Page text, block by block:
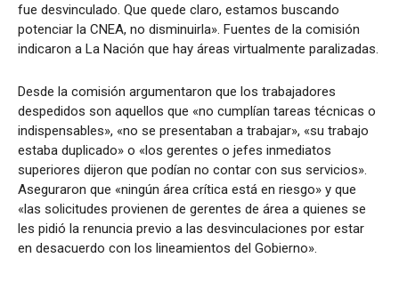
fue desvinculado. Que quede claro, estamos buscando
potenciar la CNEA, no disminuirla». Fuentes de la comisión
indicaron a La Nación que hay áreas virtualmente paralizadas.
Desde la comisión argumentaron que los trabajadores
despedidos son aquellos que «no cumplían tareas técnicas o
indispensables», «no se presentaban a trabajar», «su trabajo
estaba duplicado» o «los gerentes o jefes inmediatos
superiores dijeron que podían no contar con sus servicios».
Aseguraron que «ningún área crítica está en riesgo» y que
«las solicitudes provienen de gerentes de área a quienes se
les pidió la renuncia previo a las desvinculaciones por estar
en desacuerdo con los lineamientos del Gobierno».